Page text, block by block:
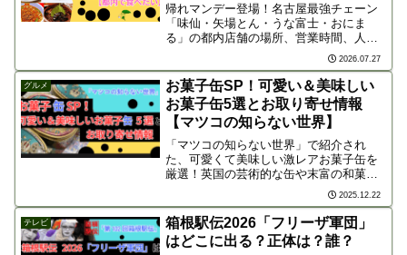
帰れマンデー登場！名古屋最強チェーン
「味仙・矢場とん・うな富士・おにま
る」の都内店舗の場所、営業時間、人気
メニュー、口コミを徹底解説！東京で楽
しめる絶品名古屋グルメ情報は必見で
す！
2026.07.27
グルメ
お菓子缶SP！可愛い＆美味しい
お菓子缶5選とお取り寄せ情報
【マツコの知らない世界】
「マツコの知らない世界」で紹介され
た、可愛くて美味しい激レアお菓子缶を
厳選！英国の芸術的な缶や末富の和菓子
缶、低糖質のトランプ缶など、ギフトや
自分へのご褒美に最適なお取り寄せ情報
をまとめました。完売前にチェックし
て、素敵な缶の世界を楽しみましょう。
2025.12.22
テレビ
箱根駅伝2026「フリーザ軍団」
はどこに出る？正体は？誰？